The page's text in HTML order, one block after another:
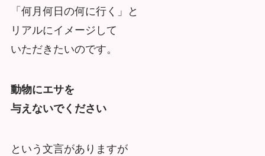
「何月何日の何に行く」と
リアルにイメージして
いただきたいのです。
動物にエサを
与えないでください
という文言がありますが